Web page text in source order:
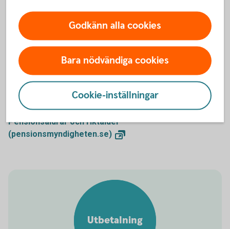
Garantipension och
inkomstpensionstillägg
Utöver allmän pension och PPM kan du ha rätt till
garantipension och inkomstpensionstillägg – just nu från
den månad du fyller 66 år. Från 2026 kommer en riktålder
för pension att införas. Denna kommer att påverka när du
kan få garantipension och inkomstpensionstillägg.
Pensionsåldrar och riktålder
(pensionsmyndigheten.se)
Utbetalning
Godkänn alla cookies
Bara nödvändiga cookies
Cookie-inställningar